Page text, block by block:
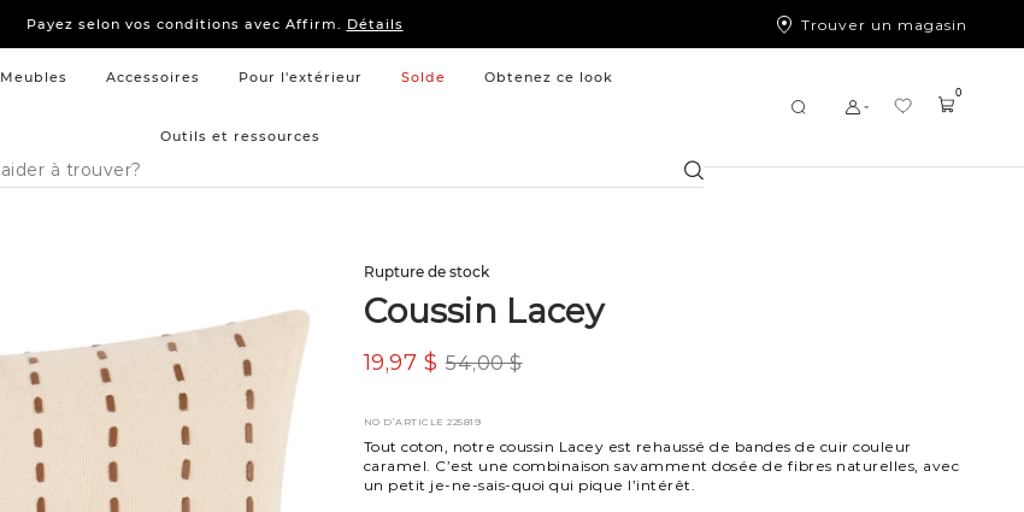
Payez selon vos conditions avec Affirm. Détails
15 % –Literieetmobilier de chambre à coucher
Payez selon vos conditions avec Affirm. Détails
Trouver un magasin
Meubles Accessoires Pour l'extérieur Solde Obtenez ce look
Outils et ressources
Chercher
0
Rupture de stock
Coussin Lacey
54,00 $
19,97 $
NO D’ARTICLE 225819
Tout coton, notre coussin Lacey est rehaussé de bandes de cuir couleur
caramel. C’est une combinaison savamment dosée de fibres naturelles, avec
un petit je-ne-sais-quoi qui pique l’intérêt.